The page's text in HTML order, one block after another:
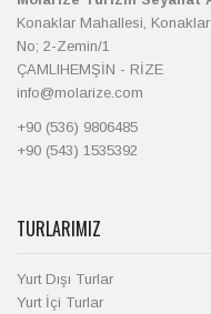
Konaklar Mahallesi, Konaklar
No; 2-Zemin/1
ÇAMLIHEMŞİN - RİZE
info@molarize.com
+90 (536) 9806485
+90 (543) 1535392
TURLARIMIZ
Yurt Dışı Turlar
Yurt İçi Turlar